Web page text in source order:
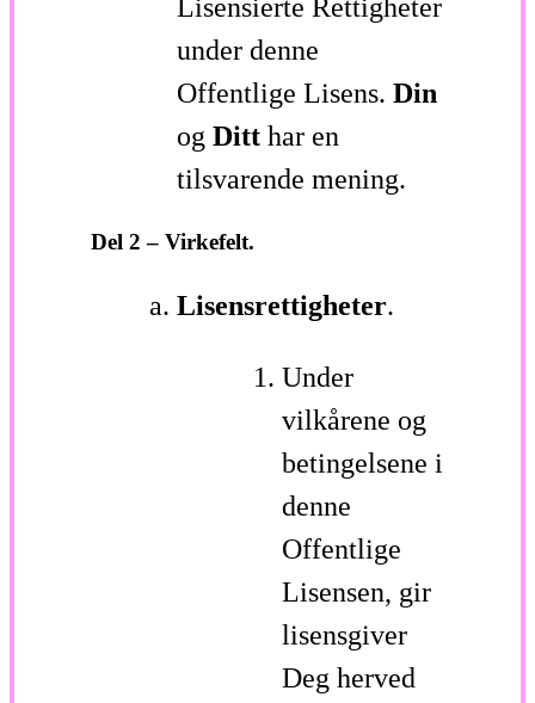
Lisensierte Rettigheter
under denne
Offentlige Lisens. Din
og Ditt har en
tilsvarende mening.
Del 2 – Virkefelt.
Lisensrettigheter.
Under
vilkårene og
betingelsene i
denne
Offentlige
Lisensen, gir
lisensgiver
Deg herved